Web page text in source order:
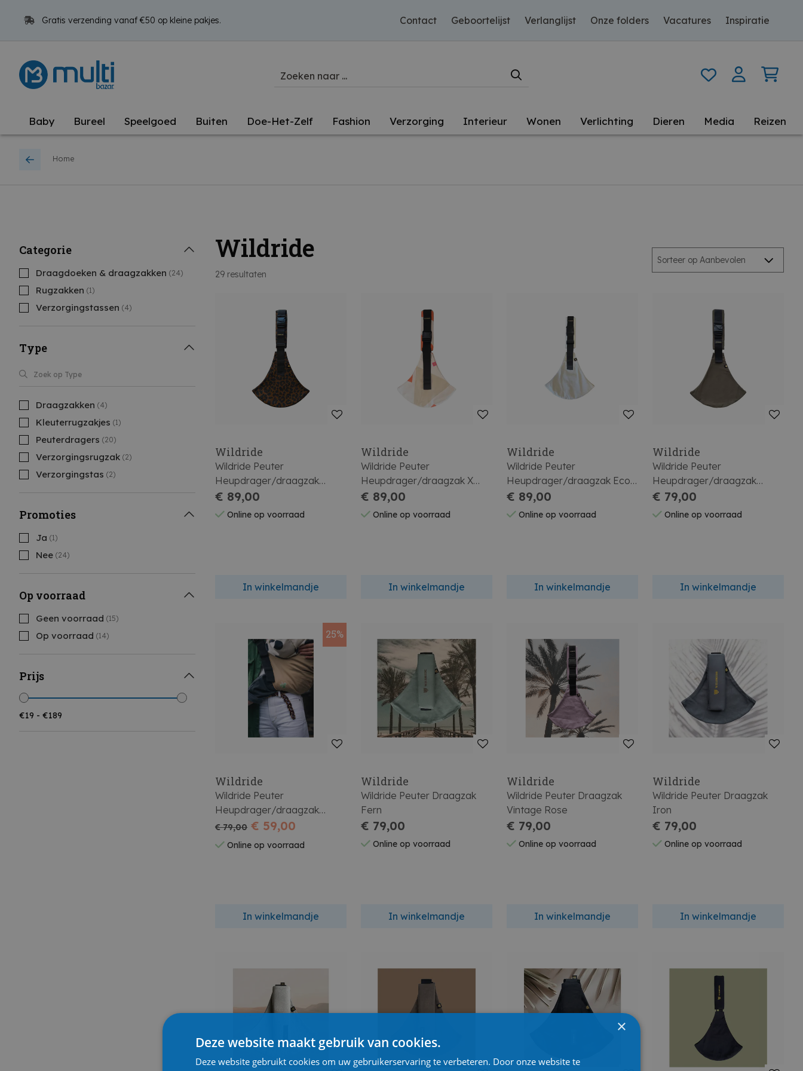
Gratis verzending vanaf €50 op kleine pakjes. Contact Geboortelijst Verlanglijst Onze folders Vacatures Inspiratie
Baby Bureel Speelgoed Buiten Doe-Het-Zelf Fashion Verzorging Interieur Wonen Verlichting Dieren Media Reizen
Home
Categorie
Draagdoeken & draagzakken (24)
Rugzakken (1)
Verzorgingstassen (4)
Type
Draagzakken (4)
Kleuterrugzakjes (1)
Peuterdragers (20)
Verzorgingsrugzak (2)
Verzorgingstas (2)
Promoties
Ja (1)
Nee (24)
Op voorraad
Geen voorraad (15)
Op voorraad (14)
Prijs
Wildride
29 resultaten
Wildride
Wildride Peuter
Heupdrager/draagzak
Brown Leopard
€ 89,00
Online op voorraad
In winkelmandje
Wildride
Wildride Peuter
Heupdrager/draagzak X
Mariemarie Orange Graphic
€ 89,00
Online op voorraad
In winkelmandje
Wildride
Wildride Peuter
Heupdrager/draagzak Eco
Off White
€ 89,00
Online op voorraad
In winkelmandje
Wildride
Wildride Peuter
Heupdrager/draagzak
Coffee
€ 79,00
Online op voorraad
In winkelmandje
25%
Wildride
Wildride Peuter
Heupdrager/draagzak
Limited Klavertje
€ 79,00 € 59,00
Online op voorraad
In winkelmandje
Wildride
Wildride Peuter Draagzak
Fern
€ 79,00
Online op voorraad
In winkelmandje
Wildride
Wildride Peuter Draagzak
Vintage Rose
€ 79,00
Online op voorraad
In winkelmandje
Wildride
Wildride Peuter Draagzak
Iron
€ 79,00
Online op voorraad
In winkelmandje
×
Deze website maakt gebruik van cookies.
Deze website gebruikt cookies om uw gebruikerservaring te verbeteren. Door onze website te